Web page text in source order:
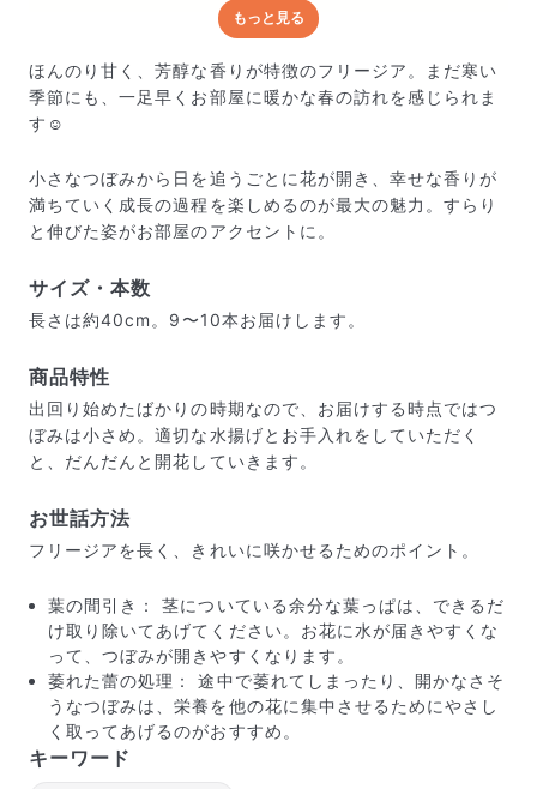
どんな梱包で届くの？
出荷前に水揚げ（花が水を吸いやすくなる処理）を施
し、専用ボックスに丁寧に梱包してお届けしています。
きゅっとまとめられて一見窮屈そうに見えますが、輸送
中の衝撃による折れや擦れを軽減する効果があります。
届いたお花に元気がなかったら？
もし届いたお花に「枯れている」「折れている」などの
もっと見る
ほんのり甘く、芳醇な香りが特徴のフリージア。まだ寒い
季節にも、一足早くお部屋に暖かな春の訪れを感じられま
す☺️
小さなつぼみから日を追うごとに花が開き、幸せな香りが
満ちていく成長の過程を楽しめるのが最大の魅力。すらり
と伸びた姿がお部屋のアクセントに。
サイズ・本数
長さは約40cm。9〜10本お届けします。
商品特性
出回り始めたばかりの時期なので、お届けする時点ではつ
ぼみは小さめ。適切な水揚げとお手入れをしていただく
と、だんだんと開花していきます。
お世話方法
フリージアを長く、きれいに咲かせるためのポイント。
葉の間引き： 茎についている余分な葉っぱは、できるだ
け取り除いてあげてください。お花に水が届きやすくな
って、つぼみが開きやすくなります。
萎れた蕾の処理： 途中で萎れてしまったり、開かなさそ
うなつぼみは、栄養を他の花に集中させるためにやさし
く取ってあげるのがおすすめ。
キーワード